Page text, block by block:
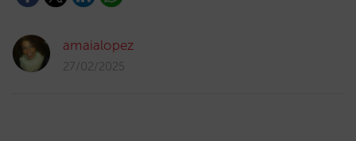
amaialopez
27/02/2025